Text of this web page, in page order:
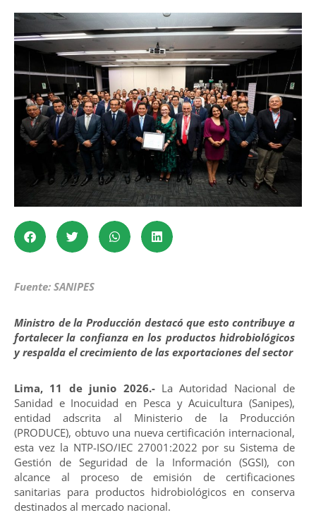
Fuente: SANIPES
Ministro de la Producción destacó que esto contribuye a
fortalecer la confianza en los productos hidrobiológicos
y respalda el crecimiento de las exportaciones del sector
Lima, 11 de junio 2026.-La Autoridad Nacional de
Sanidad e Inocuidad en Pesca y Acuicultura (Sanipes),
entidad adscrita al Ministerio de la Producción
(PRODUCE), obtuvo una nueva certificación internacional,
esta vez la NTP-ISO/IEC 27001:2022 por su Sistema de
Gestión de Seguridad de la Información (SGSI), con
alcance al proceso de emisión de certificaciones
sanitarias para productos hidrobiológicos en conserva
destinados al mercado nacional.